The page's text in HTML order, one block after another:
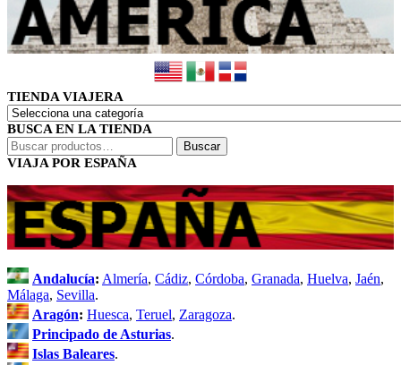
TIENDA VIAJERA
BUSCA EN LA TIENDA
Buscar
por:
Buscar
VIAJA POR ESPAÑA
Andalucía: Almería, Cádiz, Córdoba, Granada, Huelva, Jaén,
Málaga, Sevilla.
Aragón: Huesca, Teruel, Zaragoza.
Principado de Asturias.
Islas Baleares.